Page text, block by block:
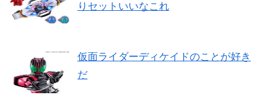
りセットいいなこれ
仮面ライダーディケイドのことが好き
だ